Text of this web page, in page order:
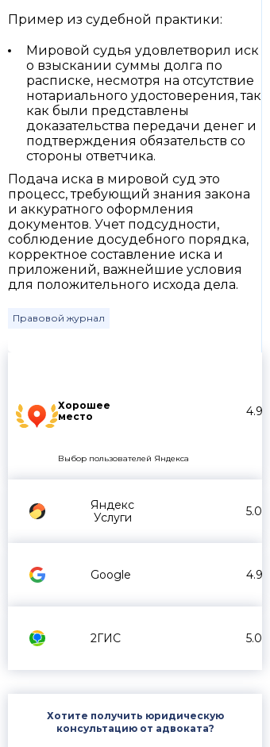
Хорошее
место
4.9
Выбор пользователей Яндекса
Яндекс
Услуги
5.0
Google 4.9
2ГИС 5.0
Хотите получить юридическую
консультацию от адвоката?
Пример из судебной практики:
Мировой судья удовлетворил иск
о взыскании суммы долга по
расписке, несмотря на отсутствие
нотариального удостоверения, так
как были представлены
доказательства передачи денег и
подтверждения обязательств со
стороны ответчика.
Подача иска в мировой суд это
процесс, требующий знания закона
и аккуратного оформления
документов. Учет подсудности,
соблюдение досудебного порядка,
корректное составление иска и
приложений, важнейшие условия
для положительного исхода дела.
Правовой журнал